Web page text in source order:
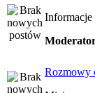
Informacje
Rozmowy